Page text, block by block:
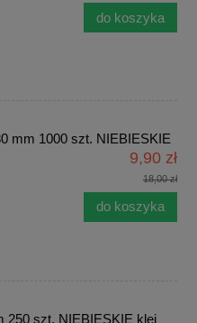
do koszyka
mm 1000 szt. NIEBIESKIE
9,90 zł
18,00 zł
do koszyka
250 szt. NIEBIESKIE klej